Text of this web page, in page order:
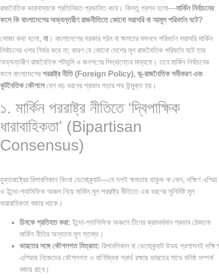
পৃথিবীতে বর্তমানে মোট দেশের সংখ্যা…
এশিয়ান সেঞ্চুরির দ্বৈরথ: চীন-ভারতের
বৈশ্বিক…
রাজনৈতিক ভারসাম্যকে প্রতিনিয়ত প্রভাবিত করে। কিন্তু প্রশ্ন হলো—মার্কিন নির্বাচনের
ফলে কি বাংলাদেশের অভ্যন্তরীণ রাজনীতিতে কোনো সরাসরি বা আমূল পরিবর্তন ঘটে?
সোজা কথা হলো, না। বাংলাদেশের সরকার গঠন বা ক্ষমতার মসনদে পরিবর্তন সরাসরি মার্কিন
নির্বাচনের ওপর নির্ভর করে না; কারণ যে কোনো দেশের মূল রাজনৈতিক পরিবর্তন ঘটে তার
অভ্যন্তরীণ রাজনৈতিক পটভূমি ও জনগণের সিদ্ধান্তের মাধ্যমে। তবে মার্কিন নির্বাচনের
ফলে বাংলাদেশেরপররাষ্ট্র নীতি (Foreign Policy), ভূ-রাজনৈতিক সমীকরণ এবং
কূটনৈতিক কৌশলেবেশ বড় ধরনের প্রভাব পড়ার পথ উন্মুক্ত হয়।
১. মার্কিন পররাষ্ট্র নীতিতে ‘দ্বিপাক্ষিক
ধারাবাহিকতা’ (Bipartisan
Consensus)
যুক্তরাষ্ট্রের রিপাবলিকান কিংবা ডেমোক্র্যাট—যে দলই ক্ষমতায় থাকুক না কেন, দক্ষিণ এশিয়া
ও ইন্দো-প্যাসিফিক অঞ্চল নিয়ে মার্কিন মূল পররাষ্ট্র নীতিতে এক ধরণের সুনির্দিষ্ট মূল
ধারাবাহিকতা বজায় থাকে।
চিনকে প্রতিহত করা: ইন্দো-প্যাসিফিক অঞ্চলে চীনের ক্রমবর্ধমান প্রভাব ঠেকানো
মার্কিন নীতির অন্যতম মূল স্তম্ভ।
ভারতের সঙ্গে কৌশলগত মিত্রতা: রিপাবলিকান বা ডেমোক্র্যাট উভয় প্রশাসনই দক্ষিণ
এশিয়ায় নিজেদের কৌশলগত ও বাণিজ্যিক স্বার্থ রক্ষায় ভারতের সাথে ঘনিষ্ঠ সম্পর্ক
বজায় রাখে।